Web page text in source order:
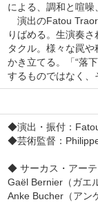
による、調和と喧噪
演出のFatou
りばめる。生演奏
タクル。様々な罠
かき立てる。「“落
するものではなく、
◆演出・振付：
◆芸術監督：
◆ サーカス・アーテ
Gaël Bernier（ガエ
Anke Bucher（アン